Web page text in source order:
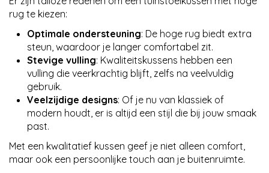
rug te kiezen:
Optimale ondersteuning: De hoge rug biedt extra
steun, waardoor je langer comfortabel zit.
Stevige vulling: Kwaliteitskussens hebben een
vulling die veerkrachtig blijft, zelfs na veelvuldig
gebruik.
Veelzijdige designs: Of je nu van klassiek of
modern houdt, er is altijd een stijl die bij jouw smaak
past.
Met een kwalitatief kussen geef je niet alleen comfort,
maar ook een persoonlijke touch aan je buitenruimte.